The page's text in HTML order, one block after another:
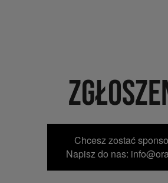
Chcesz zostać
Napisz do nas: